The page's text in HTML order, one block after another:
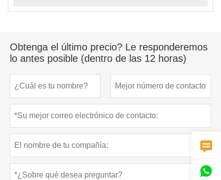
Obtenga el último precio? Le responderemos
lo antes posible (dentro de las 12 horas)

